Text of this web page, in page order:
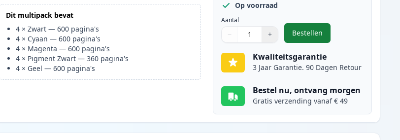
Dit multipack bevat
4 ×Zwart —600 pagina's
4 × Cyaan —600 pagina's
4 × Magenta —600 pagina's
4 × Pigment Zwart —360 pagina's
4 × Geel —600 pagina's
Op voorraad
Aantal
Aantal
Gebruik de knoppen om aan te passen
− +
Aantal 1
Bestellen
,20 stuks Canon PGI-525
Kwaliteitsgarantie
3 Jaar Garantie. 90 Dagen Retour
Bestel nu, ontvang morgen
Gratis verzending vanaf € 49